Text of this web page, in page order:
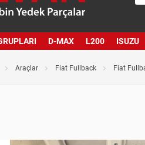
D-MAX L200 ISUZU
Araçlar Fiat Fullback Fiat